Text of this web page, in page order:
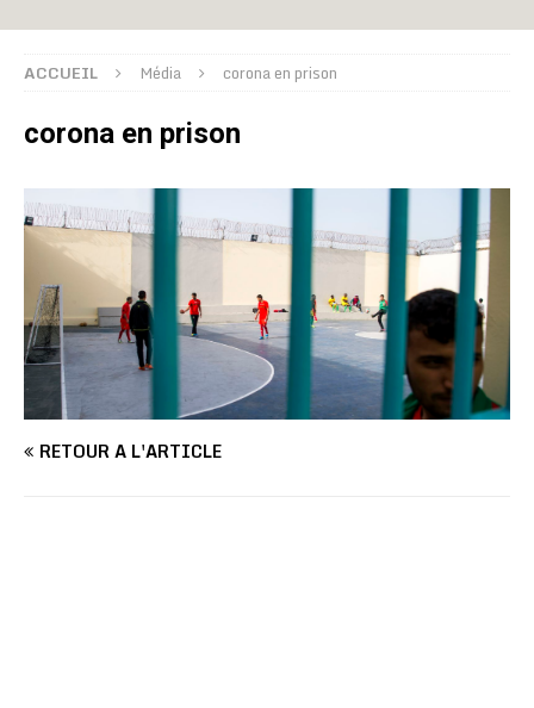
ACCUEIL Média corona en prison
corona en prison
RETOUR À L'ARTICLE